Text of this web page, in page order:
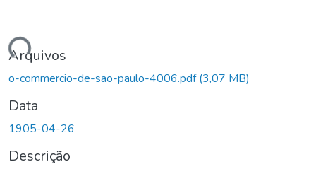
Arquivos
o-commercio-de-sao-paulo-4006.pdf(3,07 MB)
Data
1905-04-26
Descrição